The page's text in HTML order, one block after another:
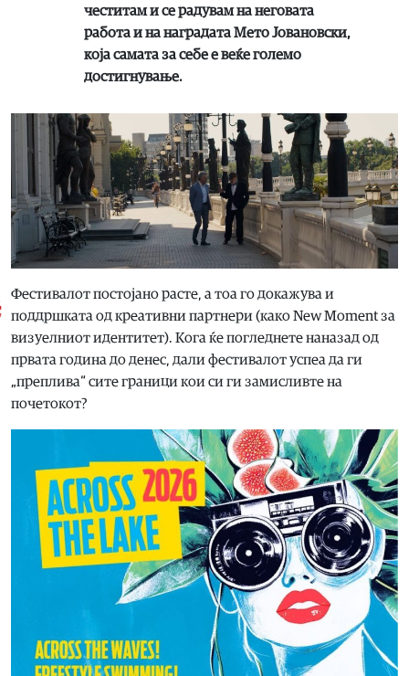
честитам и се радувам на неговата
работа и на наградата Мето Јовановски,
која самата за себе е веќе големо
достигнување.
Фестивалот постојано расте, а тоа го докажува и
поддршката од креативни партнери (како New Moment за
визуелниот идентитет). Кога ќе погледнете наназад од
првата година до денес, дали фестивалот успеа да ги
„преплива“ сите граници кои си ги замисливте на
почетокот?